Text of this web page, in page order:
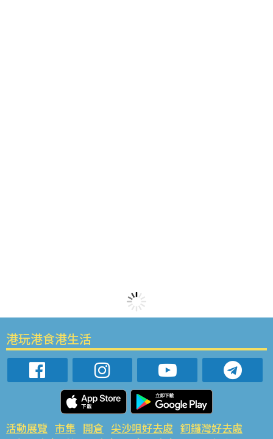
港玩港食港生活
活動展覽 市集 開倉 尖沙咀好去處 銅鑼灣好去處